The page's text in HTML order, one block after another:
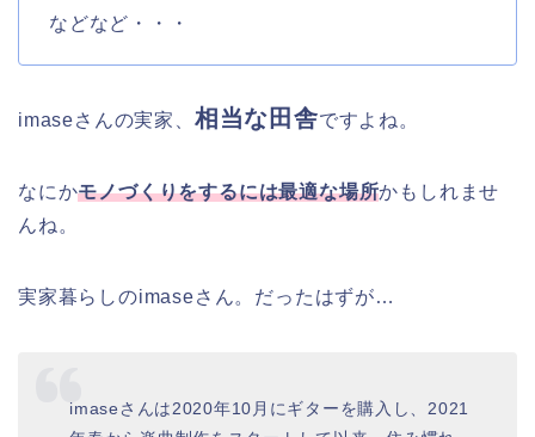
などなど・・・
imaseさんの実家、 相当な田舎ですよね。
なにかモノづくりをするには最適な場所かもしれませ
んね。
実家暮らしのimaseさん。だったはずが…
imaseさんは2020年10月にギターを購入し、2021